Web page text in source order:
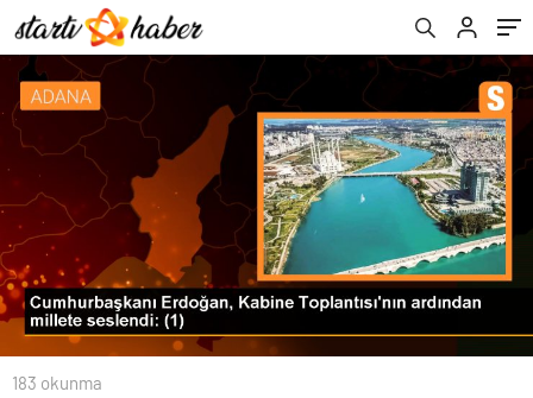
sağlamakta kararlıyız
183 okunma